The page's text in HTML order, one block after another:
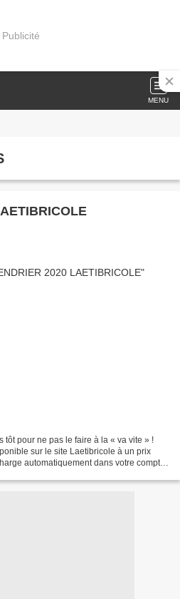
Publicité
MENU
tôt pour ne pas le faire à la « va vite » !
sur le site Laetibricole à un prix
automatiquement dans votre compte